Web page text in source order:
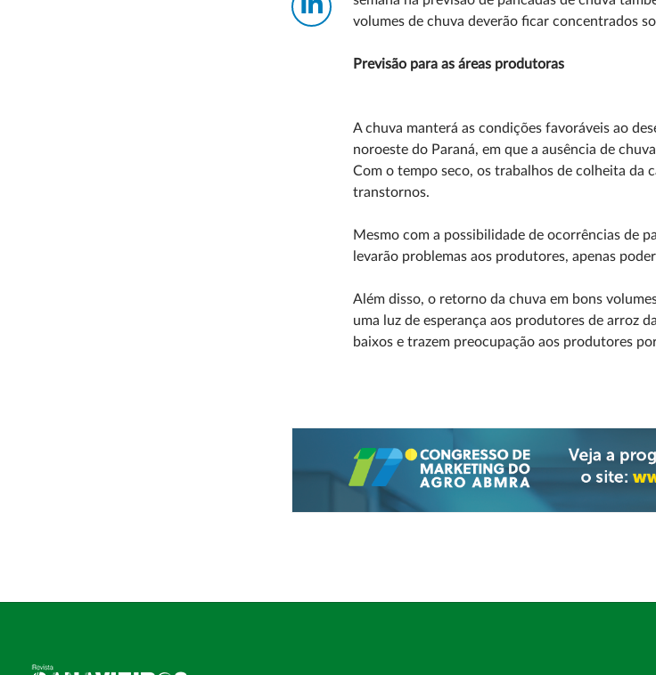
volumes de chuva deverão ficar concentrados
Previsão para as áreas produtoras
A chuva manterá as condições favoráveis ao
noroeste do Paraná, em que a ausência de
Com o tempo seco, os trabalhos de colheita da
transtornos.
Mesmo com a possibilidade de ocorrências de
levarão problemas aos produtores, apenas
Além disso, o retorno da chuva em bons
uma luz de esperança aos produtores de arroz
baixos e trazem preocupação aos produtores